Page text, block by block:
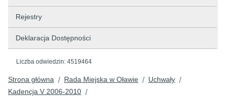
Rejestry
Deklaracja Dostępności
Liczba odwiedzin: 4519464
Strona główna / Rada Miejska w Oławie / Uchwały /
Kadencja V 2006-2010 /